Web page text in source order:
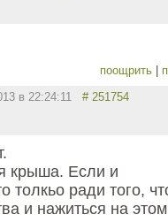
поощрить
в 22:24:11 # 251754
крыша. Если и
толкьо ради того,
и нажиться на